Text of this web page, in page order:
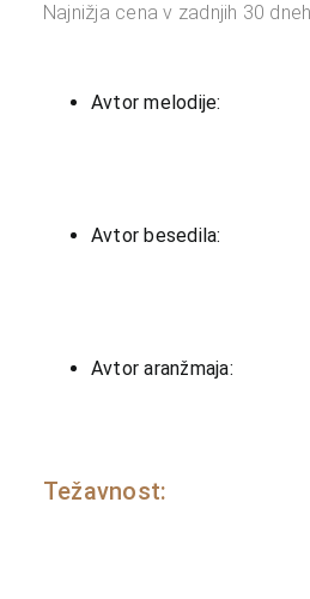
Najnižja cena v zadnjih 30
Avtor melodije:
Avtor besedila:
Avtor aranžmaja:
Težavnost: